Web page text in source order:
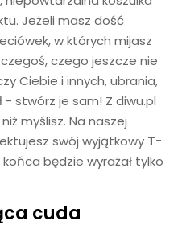
Jeżeli masz dość
w których mijasz
czego jeszcze nie
Ciebie i innych, ubrania,
stwórz je sam! Z diwu.pl
myślisz. Na naszej
swój wyjątkowy T-
będzie wyrażał tylko
cuda